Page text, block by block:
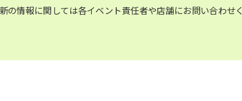
情報に関しては各イベント責任者や店舗にお問い合わせく